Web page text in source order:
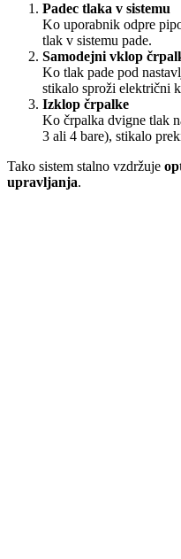
Padec tlaka v sistemu
Ko uporabnik odpre
tlak v sistemu pade.
Samodejni vklop
Ko tlak pade pod
stikalo sproži električni
Izklop črpalke
Ko črpalka dvigne tlak
3 ali 4 bare), stikalo
Tako sistem stalno vzdržuje
upravljanja.